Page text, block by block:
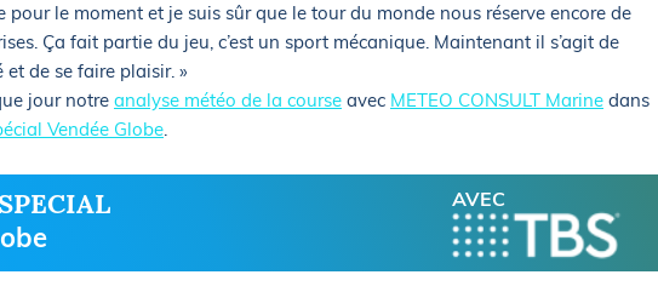
pour le moment et je suis sûr que le tour du monde nous réserve encore de
Ça fait partie du jeu, c’est un sport mécanique. Maintenant il s’agit de
et de se faire plaisir. »
jour notre analyse météo de la course avec METEO CONSULT Marine dans
Vendée Globe.
AVEC